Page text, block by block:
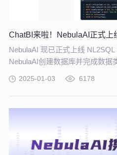
ChatBI来啦！NebulaAI正式上
NebulaAI 现已正式上线
NebulaAI创建数据库并完成数据
查询，并呈现图形化数据结果。
2025-01-03 6178